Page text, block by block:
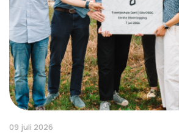
09 juli 2026